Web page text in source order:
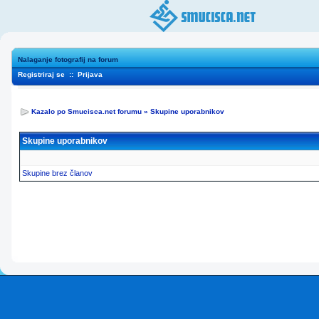
Nalaganje fotografij na forum
Registriraj se :: Prijava
Kazalo po Smucisca.net forumu » Skupine uporabnikov
Skupine uporabnikov
Skupine brez članov